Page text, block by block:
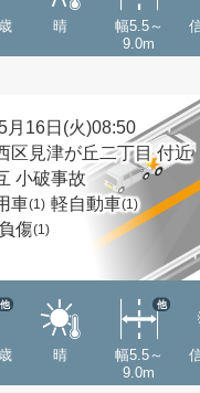
晴
幅5.5～
9.0m
月16日(火)08:50
区見津が丘二丁目 付近
小破事故
車(1) 軽自動車(1)
負傷(1)
他
晴
幅5.5～
9.0m
他